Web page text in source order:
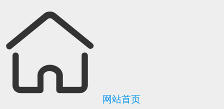
网站首页